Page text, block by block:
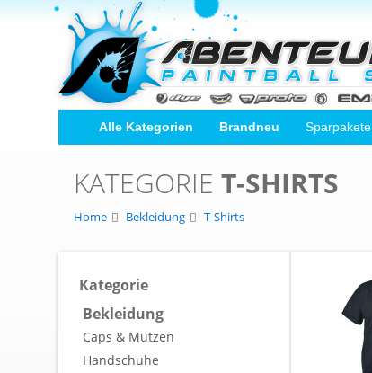
Alle Kategorien Brandneu Sparpakete
KATEGORIE T-SHIRTS
Home Bekleidung T-Shirts
Kategorie
Bekleidung
Caps & Mützen
Handschuhe